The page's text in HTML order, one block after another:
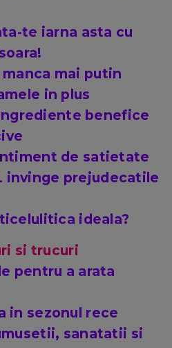
te iarna asta cu
mai putin
in plus
benefice
de satietate
invinge prejudecatile
ideala?
si trucuri
pentru a arata
in sezonul rece
sanatatii si